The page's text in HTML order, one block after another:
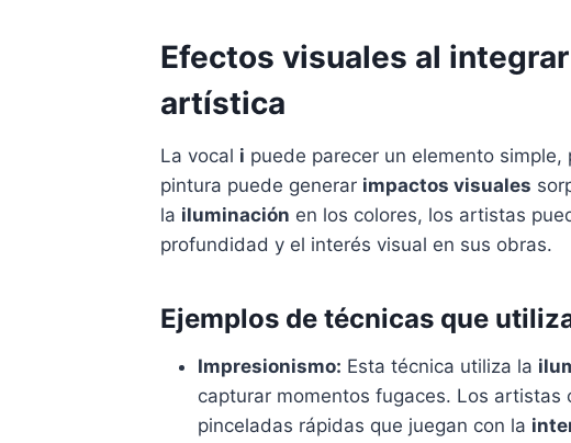
Efectos visuales al
artística
La vocal i puede parecer un elemento
pintura puede generar impactos visuales
la iluminación en los colores, los artistas
profundidad y el interés visual en sus obras.
Ejemplos de técnicas que
Impresionismo: Esta técnica utiliza la
capturar momentos fugaces. Los artistas
pinceladas rápidas que juegan con la